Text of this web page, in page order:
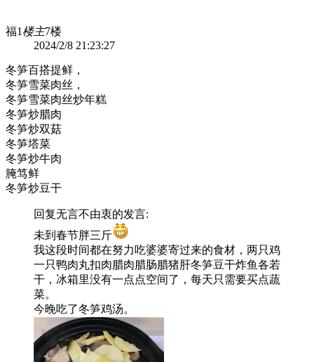
福1楼主7楼
2024/2/8 21:23:27
冬笋百搭提鲜，
冬笋雪菜肉丝，
冬笋雪菜肉丝炒年糕
冬笋炒腊肉
冬笋炒双菇
冬笋塔菜
冬笋炒牛肉
腌笃鲜
冬笋炒豆干
回复无言不由衷的发言:
未到春节胖三斤
我这段时间都在努力吃婆婆寄过来的食材，两只鸡
一只鸭肉丸扣肉腊肉腊肠腊猪肝冬笋豆干炸鱼各若
干，冰箱里没有一点点空间了，每天只需要买点蔬
菜。
今晚吃了冬笋鸡汤。